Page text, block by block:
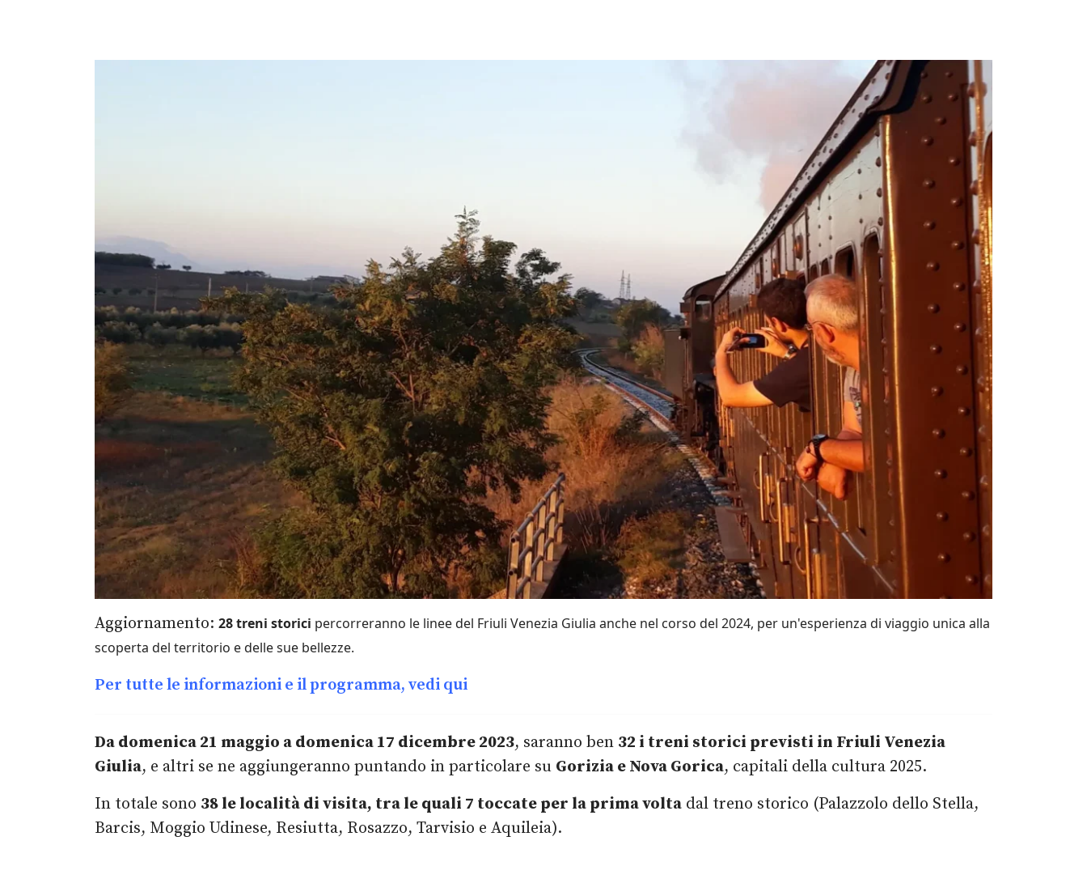
Aggiornamento: 28 treni storici percorreranno le linee del Friuli Venezia Giulia anche nel corso del 2024, per un'esperienza di viaggio unica alla
scoperta del territorio e delle sue bellezze.
Per tutte le informazioni e il programma, vedi qui
Da domenica 21 maggio a domenica 17 dicembre 2023, saranno ben 32 i treni storici previsti in Friuli Venezia
Giulia, e altri se ne aggiungeranno puntando in particolare su Gorizia e Nova Gorica, capitali della cultura 2025.
In totale sono 38 le località di visita, tra le quali 7 toccate per la prima volta dal treno storico (Palazzolo dello Stella,
Barcis, Moggio Udinese, Resiutta, Rosazzo, Tarvisio e Aquileia).